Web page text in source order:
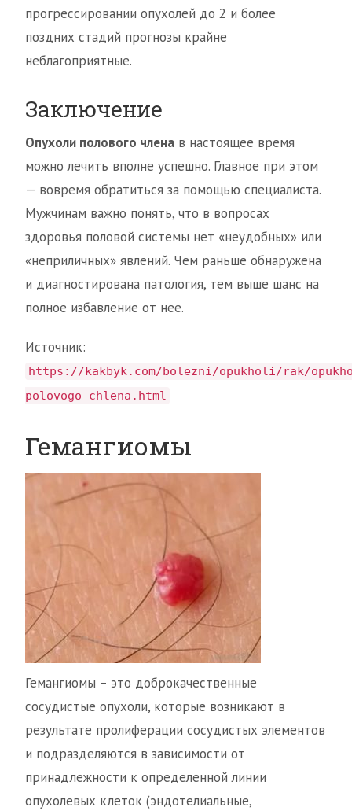
прогрессировании опухолей до 2 и более
поздних стадий прогнозы крайне
неблагоприятные.
Заключение
Опухоли полового члена в настоящее время
можно лечить вполне успешно. Главное при этом
— вовремя обратиться за помощью специалиста.
Мужчинам важно понять, что в вопросах
здоровья половой системы нет «неудобных» или
«неприличных» явлений. Чем раньше обнаружена
и диагностирована патология, тем выше шанс на
полное избавление от нее.
Источник:
https://kakbyk.com/bolezni/opukholi/rak/
polovogo-chlena.html
Гемангиомы
Гемангиомы – это доброкачественные
сосудистые опухоли, которые возникают в
результате пролиферации сосудистых элементов
и подразделяются в зависимости от
принадлежности к определенной линии
опухолевых клеток (эндотелиальные,